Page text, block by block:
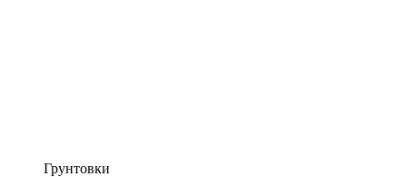
Грунтовки